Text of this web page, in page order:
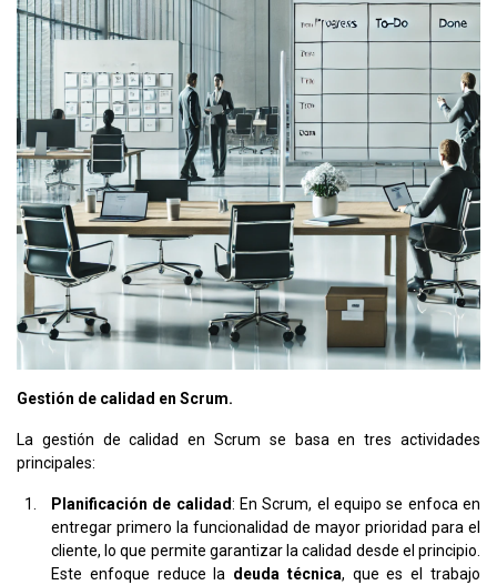
Gestión de calidad en Scrum.
La gestión de calidad en Scrum se basa en tres actividades
principales:
Planificación de calidad: En Scrum, el equipo se enfoca en
entregar primero la funcionalidad de mayor prioridad para el
cliente, lo que permite garantizar la calidad desde el principio.
Este enfoque reduce la deuda técnica, que es el trabajo